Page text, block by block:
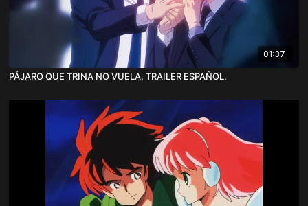
01:37
PÁJARO QUE TRINA NO VUELA. TRAILER ESPAÑOL.